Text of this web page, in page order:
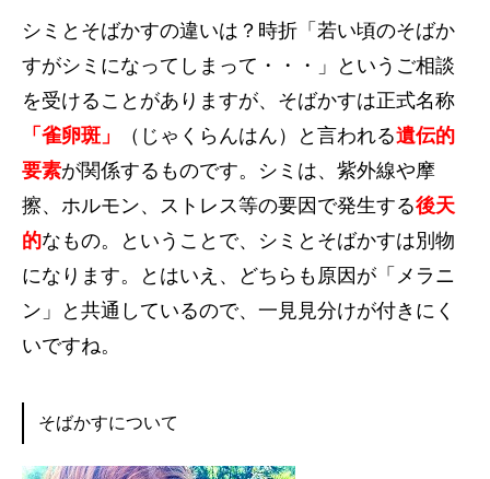
シミとそばかすの違いは？時折「若い頃のそばか
すがシミになってしまって・・・」というご相談
を受けることがありますが、そばかすは正式名称
「雀卵斑」
（じゃくらんはん）と言われる遺伝的
要素が関係するものです。シミは、紫外線や摩
擦、ホルモン、ストレス等の要因で発生する後天
的なもの。ということで、シミとそばかすは別物
になります。とはいえ、どちらも原因が「メラニ
ン」と共通しているので、一見見分けが付きにく
いですね。
そばかすについて